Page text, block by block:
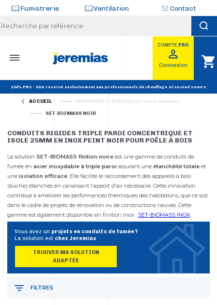
Fumistrerie Ventilation Contact
COMPTE PRO
perm_identity
Connexion shopping_cart
100% PRO - Site réservé exclusivement aux professionnels du chauffage et second oeuvre
ACCUEIL CHEMINEES ET TUBAGES Bois et plaquettes
SET-BIOMASS NOIR
CONDUITS RIGIDES TRIPLE PAROI CONCENTRIQUE ET
ISOLÉ 25MM EN INOX PEINT NOIR POUR POÊLE À BOIS
La solution SET-BIOMASS finition noire est une gamme de conduits de
fumée en acier inoxydable à triple paroi assurant une étanchéité totale et
une isolation efficace. Elle facilite le raccordement des appareils à bois
(bûche) étanches en canalisant l'apport d'air nécessaire. Cette innovation
contribue à améliorer les performances thermiques des habitations, que ce soit
dans le cadre de projets de rénovation ou de constructions neuves. Cette
gamme est également disponible en finition inox : SET-BIOMASS INOX.
Vous avez un projets en conduits de fumée ?
La solution est chez Jeremias
TROUVER MA SOLUTION
ADAPTÉE
FILTRES
Panneau de gestion des cookies